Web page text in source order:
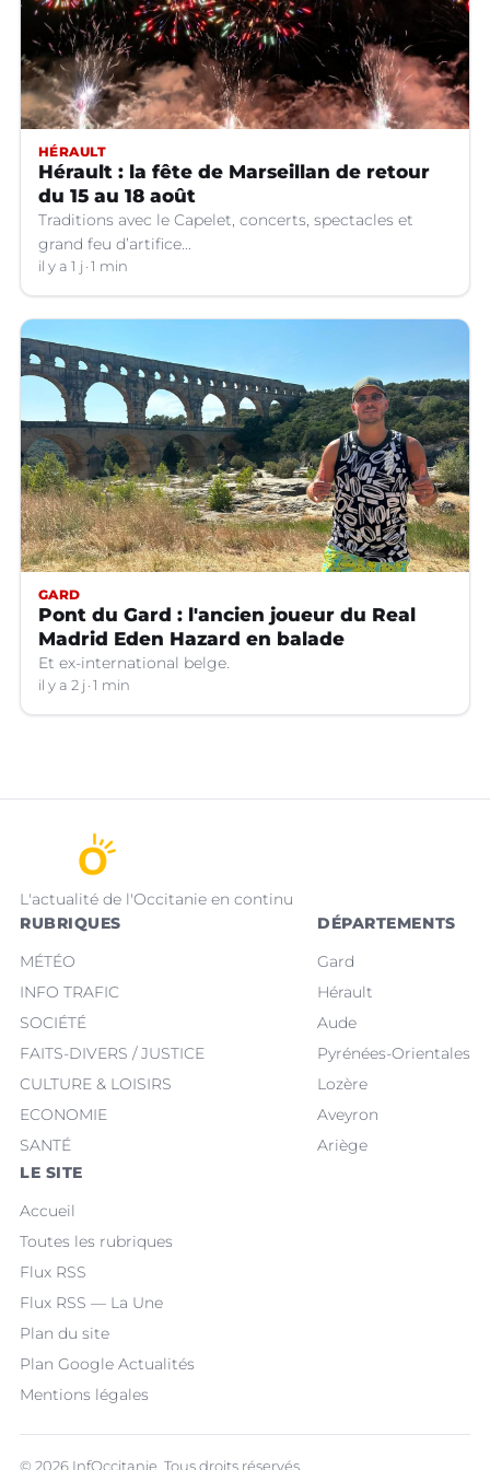
HÉRAULT
Hérault : la fête de Marseillan de retour
du 15 au 18 août
Traditions avec le Capelet, concerts, spectacles et
grand feu d’artifice...
il y a 1 j 1 min
GARD
Pont du Gard : l'ancien joueur du Real
Madrid Eden Hazard en balade
Et ex-international belge.
il y a 2 j 1 min
L'actualité de l'Occitanie en continu
RUBRIQUES
MÉTÉO
INFO TRAFIC
SOCIÉTÉ
FAITS-DIVERS / JUSTICE
CULTURE & LOISIRS
ECONOMIE
SANTÉ
DÉPARTEMENTS
Gard
Hérault
Aude
Pyrénées-Orientales
Lozère
Aveyron
Ariège
LE SITE
Accueil
Toutes les rubriques
Flux RSS
Flux RSS — La Une
Plan du site
Plan Google Actualités
Mentions légales
© 2026 InfOccitanie. Tous droits réservés.